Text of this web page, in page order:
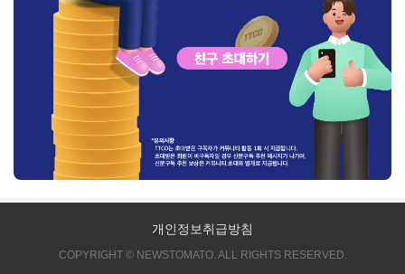
개인정보취급방침
COPYRIGHT © NEWSTOMATO. ALL RIGHTS RESERVED.